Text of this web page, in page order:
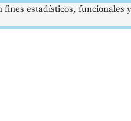
estadísticos,